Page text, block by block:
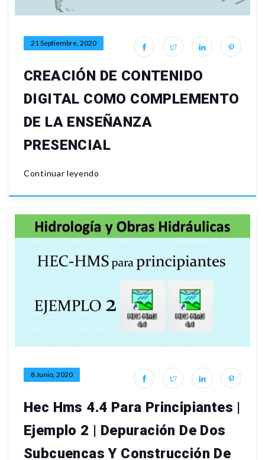
21 Septiembre, 2020
CREACIÓN DE CONTENIDO
DIGITAL COMO COMPLEMENTO
DE LA ENSEÑANZA
PRESENCIAL
Continuar leyendo
8 Junio, 2020
Hec Hms 4.4 Para Principiantes |
Ejemplo 2 | Depuración De Dos
Subcuencas Y Construcción De